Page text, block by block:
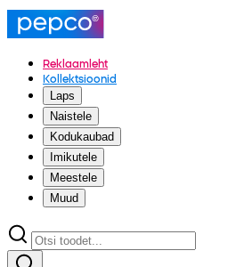
Reklaamleht
Kollektsioonid
Laps
Naistele
Kodukaubad
Imikutele
Meestele
Muud